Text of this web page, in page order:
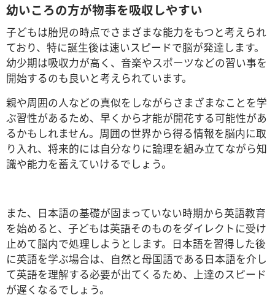
幼いころの方が物事を吸収しやすい
子どもは胎児の時点でさまざまな能力をもつと考えられ
ており、特に誕生後は速いスピードで脳が発達します。
幼少期は吸収力が高く、音楽やスポーツなどの習い事を
開始するのも良いと考えられています。
親や周囲の人などの真似をしながらさまざまなことを学
ぶ習性があるため、早くから才能が開花する可能性があ
るかもしれません。周囲の世界から得る情報を脳内に取
り入れ、将来的には自分なりに論理を組み立てながら知
識や能力を蓄えていけるでしょう。
また、日本語の基礎が固まっていない時期から英語教育
を始めると、子どもは英語そのものをダイレクトに受け
止めて脳内で処理しようとします。日本語を習得した後
に英語を学ぶ場合は、自然と母国語である日本語を介し
て英語を理解する必要が出てくるため、上達のスピード
が遅くなるでしょう。